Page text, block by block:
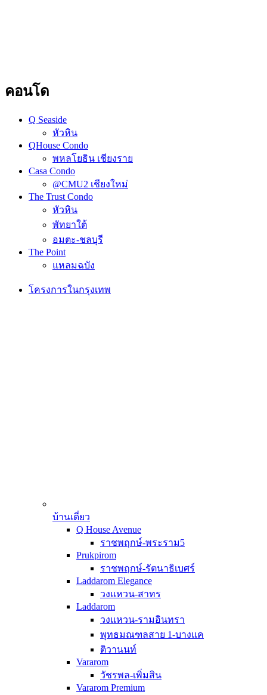
คอนโด
Q Seaside
หัวหิน
QHouse Condo
พหลโยธิน เชียงราย
Casa Condo
@CMU2 เชียงใหม่
The Trust Condo
หัวหิน
พัทยาใต้
อมตะ-ชลบุรี
The Point
แหลมฉบัง
โครงการในกรุงเทพ
บ้านเดี่ยว
Q House Avenue
ราชพฤกษ์-พระราม5
Prukpirom
ราชพฤกษ์-รัตนาธิเบศร์
Laddarom Elegance
วงแหวน-สาทร
Laddarom
วงแหวน-รามอินทรา
พุทธมณฑลสาย 1-บางแค
ติวานนท์
Vararom
วัชรพล-เพิ่มสิน
Vararom Premium